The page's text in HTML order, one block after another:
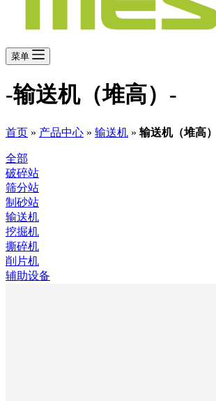
菜单
-输送机（堆高）-
首页 » 产品中心 » 输送机 » 输送机（堆高）
全部
破碎站
筛分站
制砂站
输送机
挖掘机
撕碎机
削片机
辅助设备